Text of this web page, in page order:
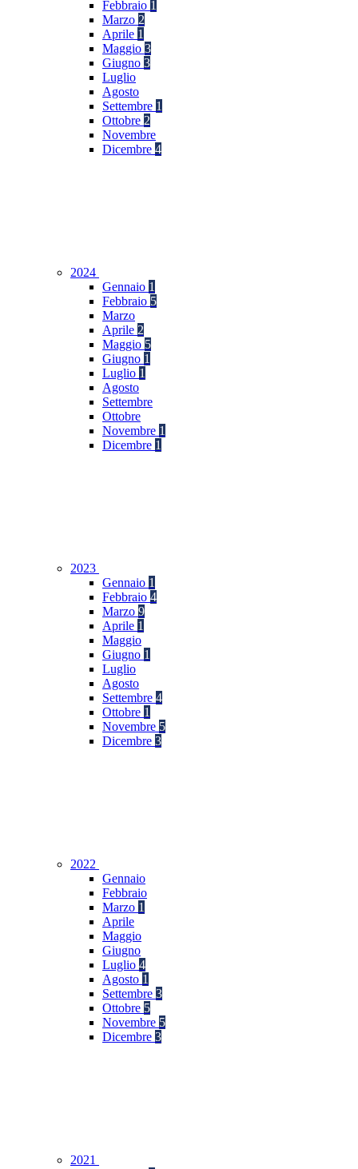
Febbraio 1
Marzo 2
Aprile 1
Maggio 3
Giugno 3
Luglio
Agosto
Settembre 1
Ottobre 2
Novembre
Dicembre 4
2024
Gennaio 1
Febbraio 5
Marzo
Aprile 2
Maggio 5
Giugno 1
Luglio 1
Agosto
Settembre
Ottobre
Novembre 1
Dicembre 1
2023
Gennaio 1
Febbraio 4
Marzo 9
Aprile 1
Maggio
Giugno 1
Luglio
Agosto
Settembre 4
Ottobre 1
Novembre 5
Dicembre 3
2022
Gennaio
Febbraio
Marzo 1
Aprile
Maggio
Giugno
Luglio 4
Agosto 1
Settembre 3
Ottobre 5
Novembre 5
Dicembre 3
2021